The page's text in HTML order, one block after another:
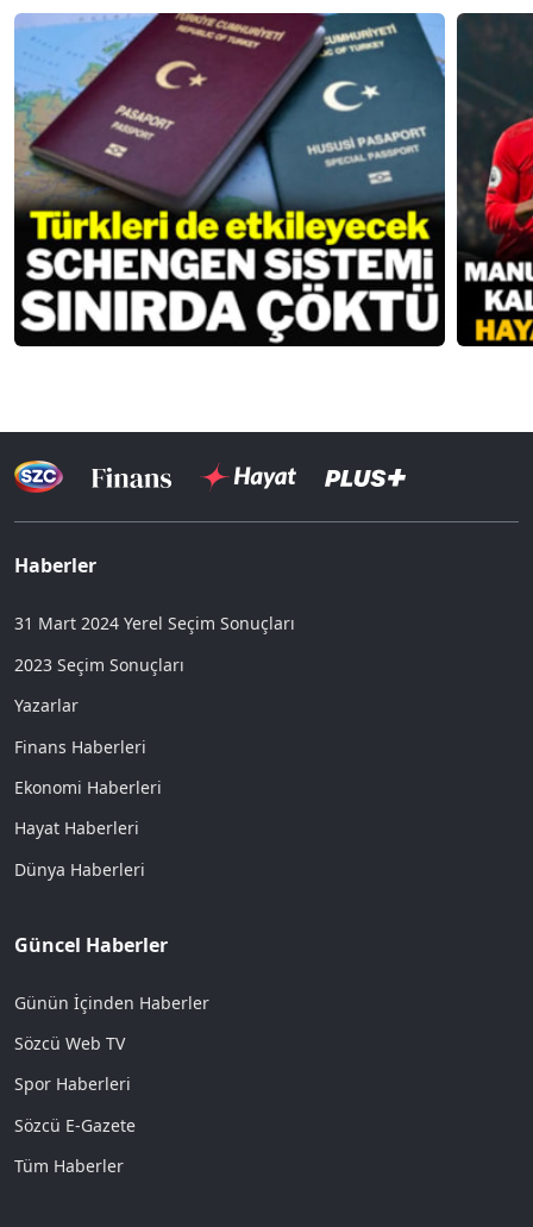
Haberler
31 Mart 2024 Yerel Seçim Sonuçları
2023 Seçim Sonuçları
Yazarlar
Finans Haberleri
Ekonomi Haberleri
Hayat Haberleri
Dünya Haberleri
Güncel Haberler
Günün İçinden Haberler
Sözcü Web TV
Spor Haberleri
Sözcü E-Gazete
Tüm Haberler